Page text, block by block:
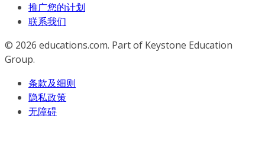
推广您的计划
联系我们
© 2026 educations.com. Part of Keystone Education
Group.
条款及细则
隐私政策
无障碍